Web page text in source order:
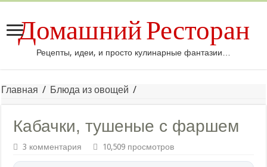
Домашний Ресторан
Рецепты, идеи, и просто кулинарные фантазии…
Главная / Блюда из овощей /
Кабачки, тушеные с фаршем
3 комментария 10,509 просмотров